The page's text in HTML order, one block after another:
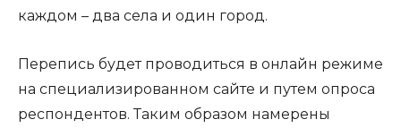
каждом – два села и один город.
Перепись будет проводиться в онлайн режиме
на специализированном сайте и путем опроса
респондентов. Таким образом намерены